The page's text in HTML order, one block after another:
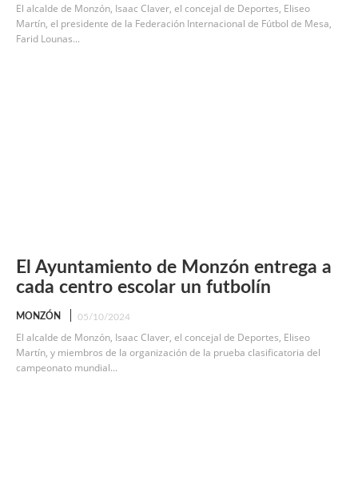
El alcalde de Monzón, Isaac Claver, el concejal de Deportes, Eliseo
Martín, el presidente de la Federación Internacional de Fútbol de Mesa,
Farid Lounas...
El Ayuntamiento de Monzón entrega a
cada centro escolar un futbolín
MONZÓN 05/10/2024
El alcalde de Monzón, Isaac Claver, el concejal de Deportes, Eliseo
Martín, y miembros de la organización de la prueba clasificatoria del
campeonato mundial...